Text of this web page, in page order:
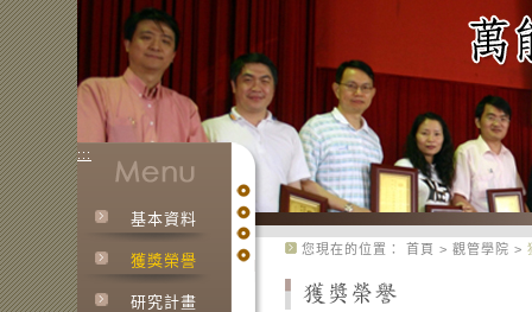
:::
基本資料
獲獎榮譽
研究計畫
您現在的位置： 首頁 > 觀管學院 >